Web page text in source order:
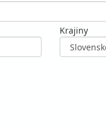
Krajiny